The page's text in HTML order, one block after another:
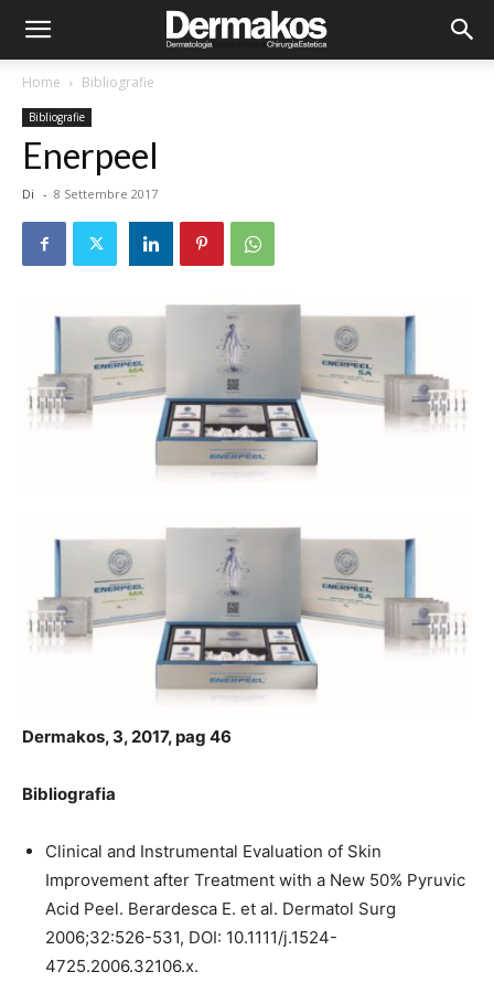
Home Bibliografie
Bibliografie
Enerpeel
Di - 8 Settembre 2017
Dermakos, 3, 2017, pag 46
Bibliografia
Clinical and Instrumental Evaluation of Skin
Improvement after Treatment with a New 50% Pyruvic
Acid Peel. Berardesca E. et al. Dermatol Surg
2006;32:526-531, DOI: 10.1111/j.1524-
4725.2006.32106.x.